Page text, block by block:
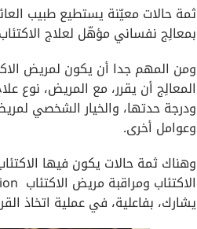
ثمة حالات معيّنة يستطيع طبيب
بمعالِج نفساني مؤهّل لعلاج
ومن المهم جدا أن يكون لمريض
المعالِج أن يقرر، مع المريض، نوع
ودرجة حدتها، والخيار الشخصي
وعوامل أخرى.
وهناك ثمة حالات يكون فيها
يشارك، بفاعلية، في عملية اتخاذ